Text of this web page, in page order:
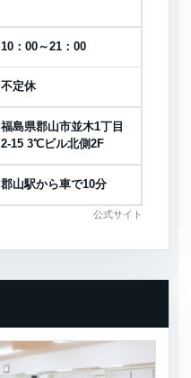
10：00～21：00
不定休
福島県郡山市並木1丁目
2-15 3℃ビル北側2F
郡山駅から車で10分
公式サイト